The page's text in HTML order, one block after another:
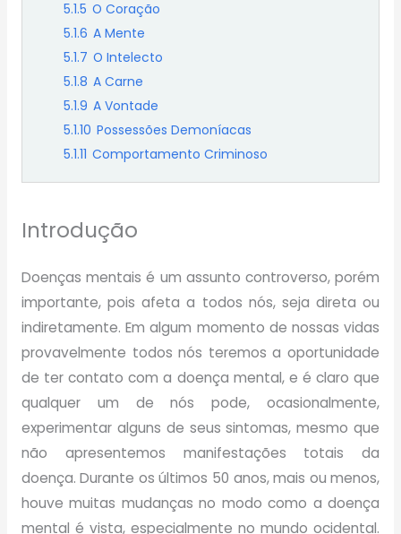
5.1.5 O Coração
5.1.6 A Mente
5.1.7 O Intelecto
5.1.8 A Carne
5.1.9 A Vontade
5.1.10 Possessões Demoníacas
5.1.11 Comportamento Criminoso
Introdução
Doenças mentais é um assunto controverso, porém
importante, pois afeta a todos nós, seja direta ou
indiretamente. Em algum momento de nossas vidas
provavelmente todos nós teremos a oportunidade
de ter contato com a doença mental, e é claro que
qualquer um de nós pode, ocasionalmente,
experimentar alguns de seus sintomas, mesmo que
não apresentemos manifestações totais da
doença. Durante os últimos 50 anos, mais ou menos,
houve muitas mudanças no modo como a doença
mental é vista, especialmente no mundo ocidental.